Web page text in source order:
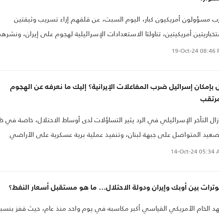
مسؤولون أمريكيون كبار، اليوم السبت، عن قلقهم إزاء تسريب وثيقتين
أمريكيتين، تناولتا الاستعدادات الإسرائيلية لهجوم على إيران،
على تطبيق "تليغرام" مرتبط بإيران، وفق ما أوردته وسائل إعلام عبرية..
19-Oct-2408:46
بإمكان إسرائيل ضرب المفاعلات الإيرانية؟ إليك ما نعرفه عن الهجوم
التأخر الإسرائيلي في الرد يثير التساؤلات لدى أوساط الاحتلال، خاصة
المتواصل على جبهة لبنان، وتنفيذ عملية برية عسكرية على الأراضي
14-Oct-2405:34
بين أوبك وإيران ودولة الاحتلال... ما هو مستقبل أسعار النفط؟
الخام الأمريكي القياسي أكبر مكاسبه في يوم واحد منذ عام، حيث قفز